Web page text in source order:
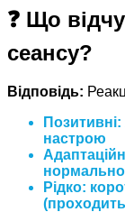
❓ Що
сеансу?
Відповідь:
Позитивні:
настрою
Рідко:
(проходить